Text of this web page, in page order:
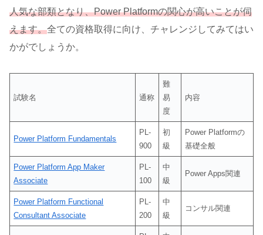
人気な部類となり、Power Platformの関心が高いことが伺
えます。全ての資格取得に向け、チャレンジしてみてはい
かがでしょうか。
試験名 通称
難
易
度
内容
Power Platform Fundamentals
PL-
900
初
級
Power Platformの
基礎全般
Power Platform App Maker
Associate
PL-
100
中
級
Power Apps関連
Power Platform Functional
Consultant Associate
PL-
200
中
級
コンサル関連